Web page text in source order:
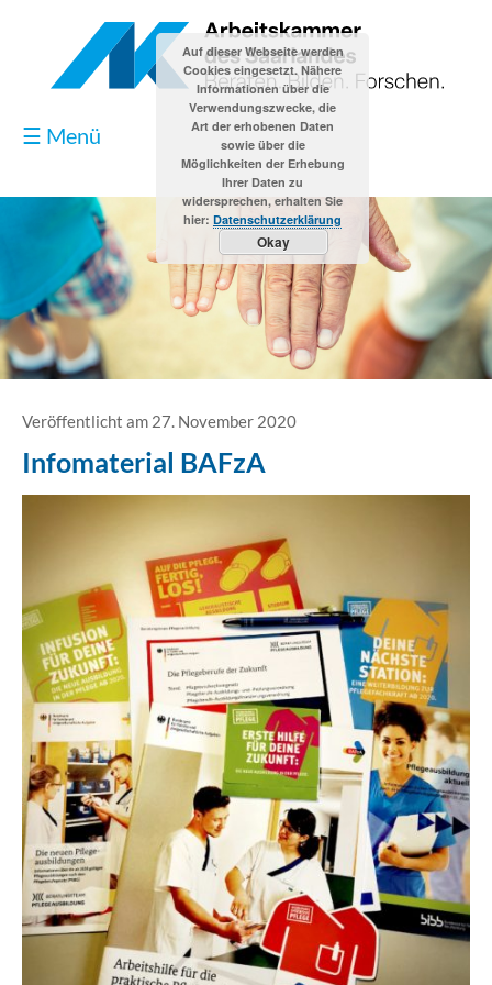
☰ Menü
Blog
Kontakt
Datenschutzerklärung
Veröffentlicht am 27. November 2020
Infomaterial BAFzA
Auf dieser Webseite werden
Cookies eingesetzt. Nähere
Informationen über die
Verwendungszwecke, die
Art der erhobenen Daten
sowie über die
Möglichkeiten der Erhebung
Ihrer Daten zu
widersprechen, erhalten Sie
hier: Datenschutzerklärung
Okay